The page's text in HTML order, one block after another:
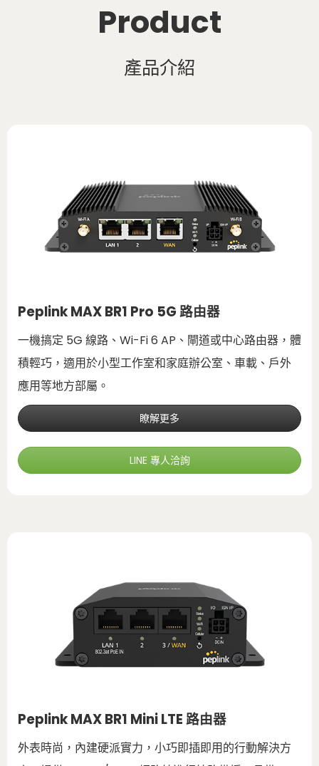
Product
產品介紹
Peplink MAX BR1 Pro 5G 路由器
一機搞定 5G 線路、Wi-Fi 6 AP、閘道或中心路由器，體
積輕巧，適用於小型工作室和家庭辦公室、車載、戶外
應用等地方部屬。
瞭解更多
LINE 專人洽詢
Peplink MAX BR1 Mini LTE 路由器
外表時尚，內建硬派實力，小巧即插即用的行動解決方